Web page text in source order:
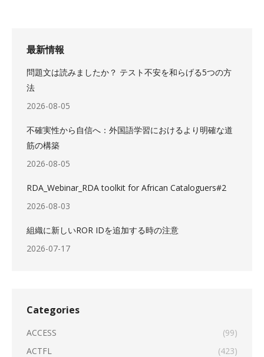
最新情報
問題文は読みましたか？ テスト不安を和らげる5つの方
法
2026-08-05
不確実性から自信へ：外国語学習におけるより明確な道
筋の構築
2026-08-05
RDA_Webinar_RDA toolkit for African Cataloguers#2
2026-08-03
組織に新しいROR IDを追加する時の注意
2026-07-17
Categories
ACCESS
(99)
ACTFL
(423)